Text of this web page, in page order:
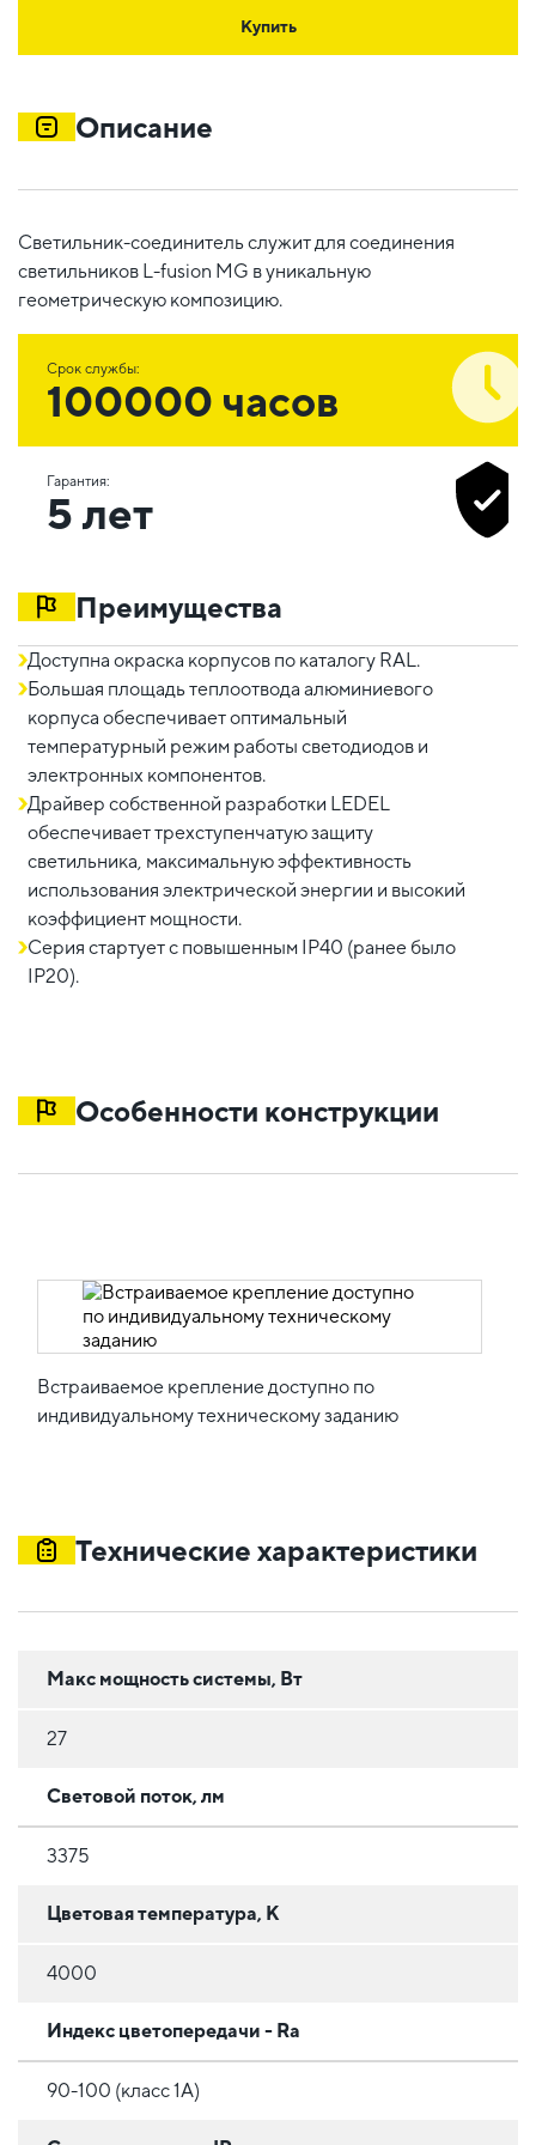
Купить
Описание
Светильник-соединитель служит для соединения
светильников L-fusion MG в уникальную
геометрическую композицию.
Срок службы:
100000 часов
Гарантия:
5 лет
Преимущества
Доступна окраска корпусов по каталогу RAL.
Большая площадь теплоотвода алюминиевого
корпуса обеспечивает оптимальный
температурный режим работы светодиодов и
электронных компонентов.
Драйвер собственной разработки LEDEL
обеспечивает трехступенчатую защиту
светильника, максимальную эффективность
использования электрической энергии и высокий
коэффициент мощности.
Серия стартует с повышенным IP40 (ранее было
IP20).
Особенности конструкции
Встраиваемое крепление доступно по
индивидуальному техническому заданию
Технические характеристики
Макс мощность системы, Вт
27
Световой поток, лм
3375
Цветовая температура, К
4000
Индекс цветопередачи - Ra
90-100 (класс 1A)